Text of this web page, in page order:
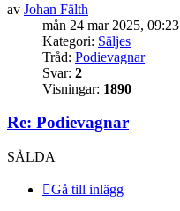
av Johan Fälth
mån 24 mar 2025, 09:23
Kategori: Säljes
Tråd: Podievagnar
Svar: 2
Visningar: 1890
Re: Podievagnar
SÅLDA
Gå till inlägg